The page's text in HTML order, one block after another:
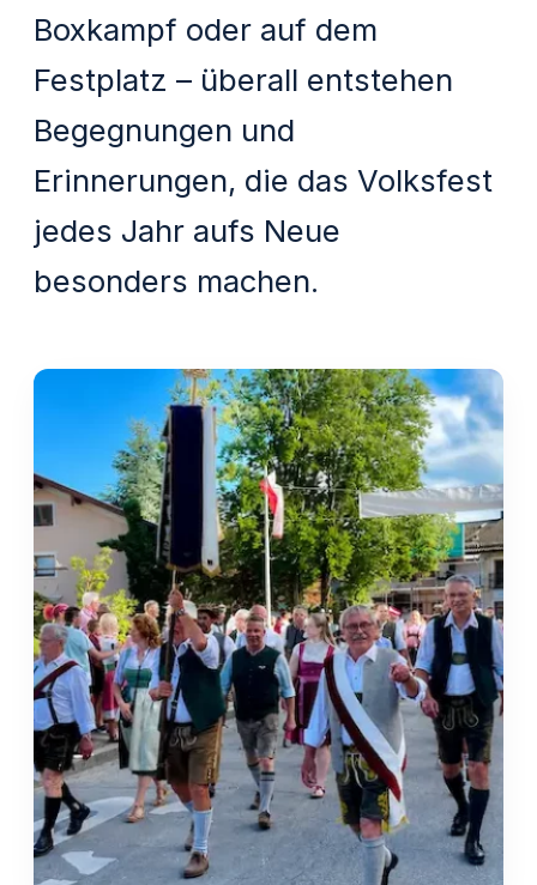
Boxkampf oder auf dem
Festplatz – überall entstehen
Begegnungen und
Erinnerungen, die das Volksfest
jedes Jahr aufs Neue
besonders machen.